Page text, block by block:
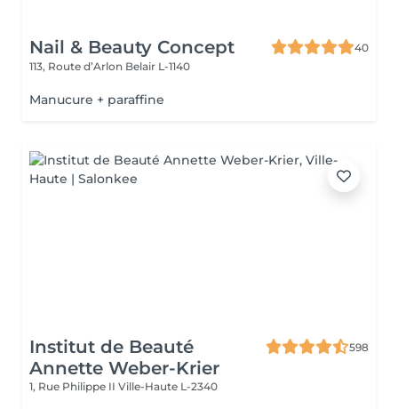
Nail & Beauty Concept
40
113, Route d’Arlon Belair L-1140
Manucure + paraffine
Institut de Beauté
Annette Weber-Krier
598
1, Rue Philippe II Ville-Haute L-2340